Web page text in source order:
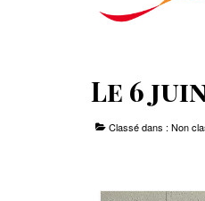
Le 6
Classé dans : Non